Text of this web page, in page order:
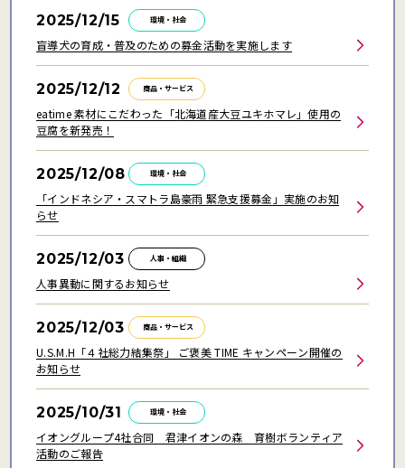
2025/12/15 環境・社会
盲導犬の育成・普及のための募金活動を実施します
2025/12/12 商品・サービス
eatime 素材にこだわった「北海道産大豆ユキホマレ」使用の
豆腐を新発売！
2025/12/08 環境・社会
「インドネシア・スマトラ島豪雨 緊急支援募金」実施のお知
らせ
2025/12/03 人事・組織
人事異動に関するお知らせ
2025/12/03 商品・サービス
U.S.M.H「４社総力結集祭」 ご褒美 TIME キャンペーン開催の
お知らせ
2025/10/31 環境・社会
イオングループ4社合同 君津イオンの森 育樹ボランティア
活動のご報告